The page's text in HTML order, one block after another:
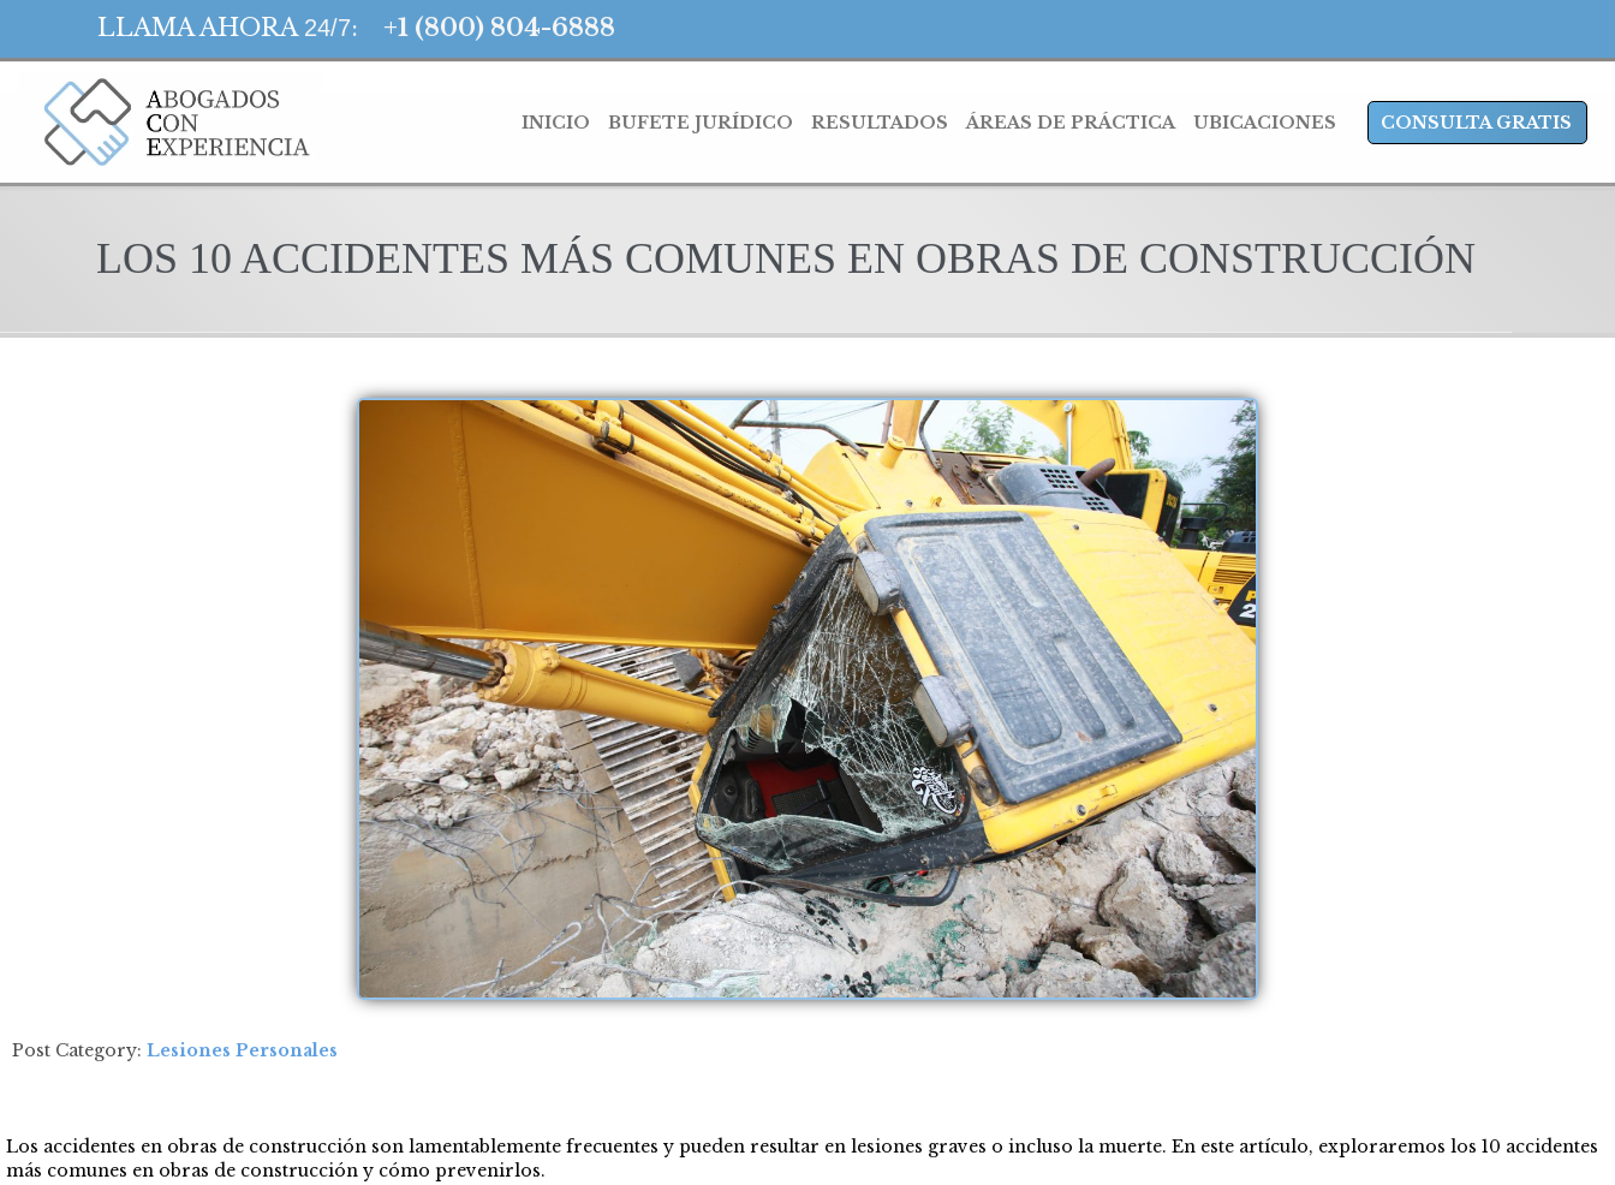
LLAMA AHORA 24/7: +1 (800) 804-6888
INICIO BUFETE JURÍDICO RESULTADOS ÁREAS DE PRÁCTICA UBICACIONES CONSULTA GRATIS
LOS 10 ACCIDENTES MÁS COMUNES EN OBRAS DE CONSTRUCCIÓN
Post Category: Lesiones Personales
Los accidentes en obras de construcción son lamentablemente frecuentes y pueden resultar en lesiones graves o incluso la muerte. En este artículo, exploraremos los 10 accidentes
más comunes en obras de construcción y cómo prevenirlos.